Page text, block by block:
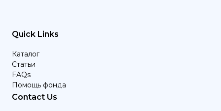
Quick Links
Каталог
Статьи
FAQs
Помощь фонда
Contact Us